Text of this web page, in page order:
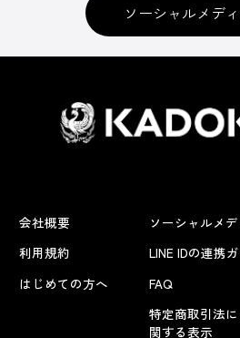
ソーシャルメデ
会社概要
利用規約
はじめての方へ
ソーシャルメ
LINE IDの連携
FAQ
特定商取引法に
関する表示